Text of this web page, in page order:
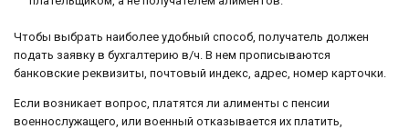
Чтобы выбрать наиболее удобный способ, получатель должен
подать заявку в бухгалтерию в/ч. В нем прописываются
банковские реквизиты, почтовый индекс, адрес, номер карточки.
Если возникает вопрос, платятся ли алименты с пенсии
военнослужащего, или военный отказывается их платить,